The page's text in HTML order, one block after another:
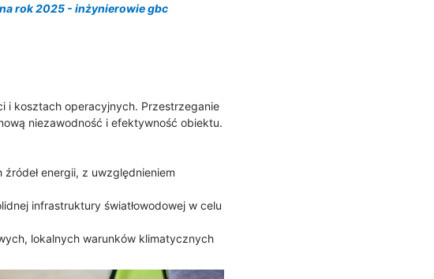
rok 2025 - inżynierowie gbc
i kosztach operacyjnych. Przestrzeganie
niezawodność i efektywność obiektu.
energii, z uwzględnieniem
infrastruktury światłowodowej w celu
lokalnych warunków klimatycznych